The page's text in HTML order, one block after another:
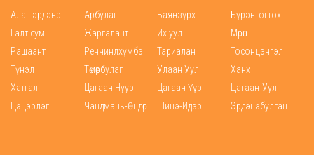
Алаг-эрдэнэ Арбулаг Баянзүрх
Бүрэнтогтох
Галт сум
Жаргалант Их уул
Мөрөн
Рашаант
Ренчинлхүмбэ Тариалан
Тосонцэнгэл
Түнэл
Төмөрбулаг Улаан Уул
Ханх
Хатгал
Цагаан Нуур Цагаан Үүр
Цагаан-Уул
Цэцэрлэг
Чандмань-Өндөр Шинэ-Идэр Эрдэнэбулган